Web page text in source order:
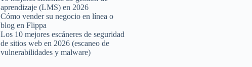
aprendizaje (LMS) en 2026
Cómo vender su negocio en línea o
blog en Flippa
Los 10 mejores escáneres de seguridad
de sitios web en 2026 (escaneo de
vulnerabilidades y malware)